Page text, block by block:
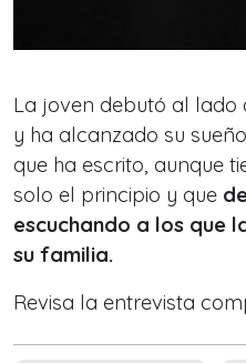
La joven debutó al lado
y ha alcanzado su
que ha escrito, aunque
solo el principio y que
escuchando a los que
su familia.
Revisa la entrevista